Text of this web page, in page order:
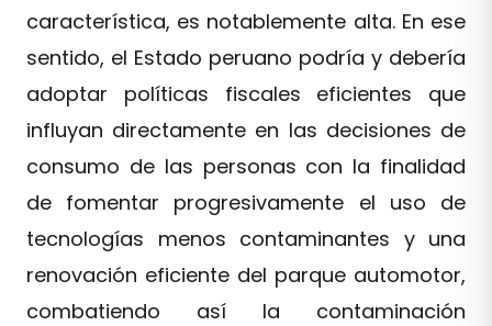
característica, es notablemente alta. En ese
sentido, el Estado peruano podría y debería
adoptar políticas fiscales eficientes que
influyan directamente en las decisiones de
consumo de las personas con la finalidad
de fomentar progresivamente el uso de
tecnologías menos contaminantes y una
renovación eficiente del parque automotor,
combatiendo así la contaminación